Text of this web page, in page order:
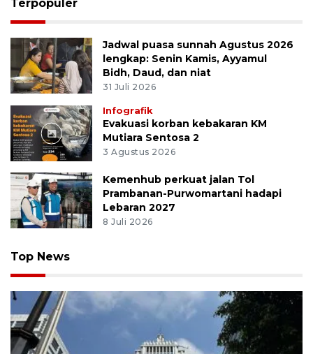
Terpopuler
Jadwal puasa sunnah Agustus 2026
lengkap: Senin Kamis, Ayyamul
Bidh, Daud, dan niat
31 Juli 2026
Infografik
Evakuasi korban kebakaran KM
Mutiara Sentosa 2
3 Agustus 2026
Kemenhub perkuat jalan Tol
Prambanan-Purwomartani hadapi
Lebaran 2027
8 Juli 2026
Top News